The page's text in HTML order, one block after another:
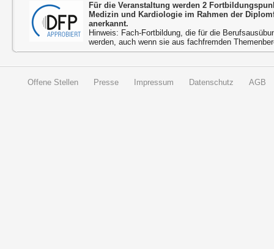
Für die Veranstaltung werden 2
Medizin und Kardiologie im Rahmen der
anerkannt.
Hinweis: Fach-Fortbildung, die für die
werden, auch wenn sie aus fachfremden
Offene Stellen Presse Impressum Datenschutz AGB